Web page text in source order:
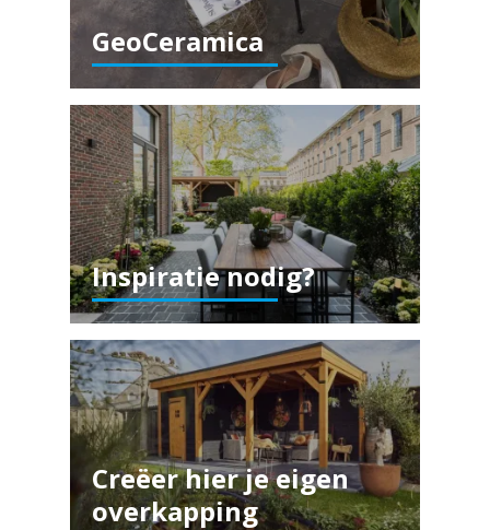
GeoCeramica
Inspiratie nodig?
Creëer hier je eigen
overkapping